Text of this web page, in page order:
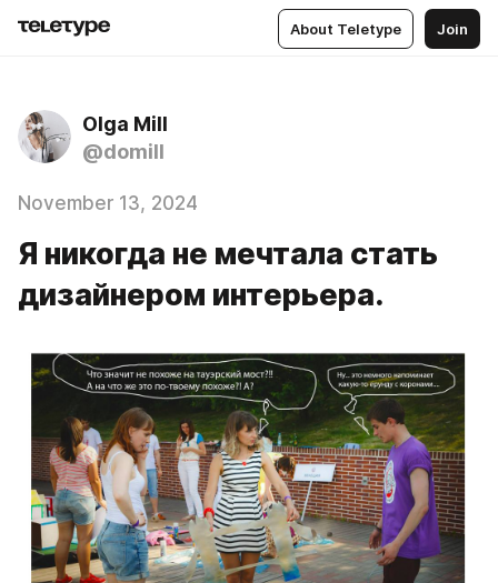
About Teletype Join
Olga Mill
@domill
November 13, 2024
Я никогда не мечтала стать
дизайнером интерьера.